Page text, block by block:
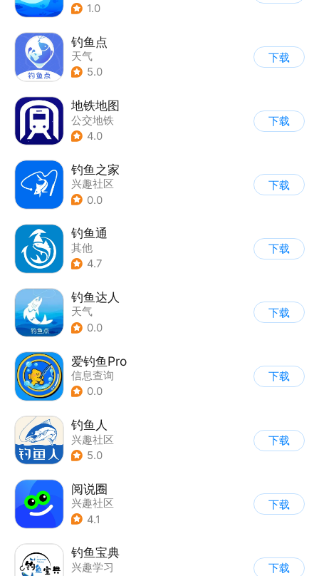
1.0
钓鱼点
天气
5.0
下载
地铁地图
公交地铁
4.0
下载
钓鱼之家
兴趣社区
0.0
下载
钓鱼通
其他
4.7
下载
钓鱼达人
天气
0.0
下载
爱钓鱼Pro
信息查询
0.0
下载
钓鱼人
兴趣社区
5.0
下载
阅说圈
兴趣社区
4.1
下载
钓鱼宝典
兴趣学习
下载